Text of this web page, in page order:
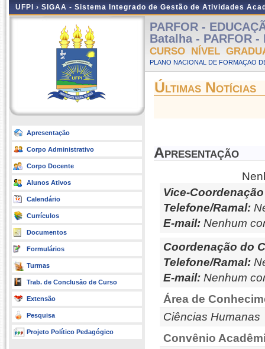
UFPI › SIGAA - Sistema Integrado de Gestão de Atividades
Apresentação
Corpo Administrativo
Corpo Docente
Alunos Ativos
Calendário
Currículos
Documentos
Formulários
Turmas
Trab. de Conclusão de Curso
Extensão
Pesquisa
Projeto Político Pedagógico
PARFOR -
Batalha - PARFOR
CURSO NÍVEL
PLANO NACIONAL DE FORMAÇAO
Últimas Notícias
Apresentação
Vice-
Telefone/Ramal:
E-mail: Nenhum
Coordenação do
Telefone/Ramal:
E-mail: Nenhum
Área de
Ciências Humanas
Convênio